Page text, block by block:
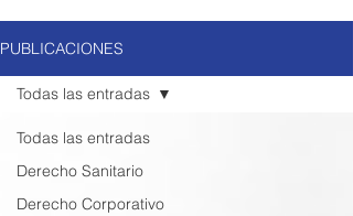
PUBLICACIONES
Todas las entradas
Derecho Sanitario
Derecho Corporativo
Todas las entradas